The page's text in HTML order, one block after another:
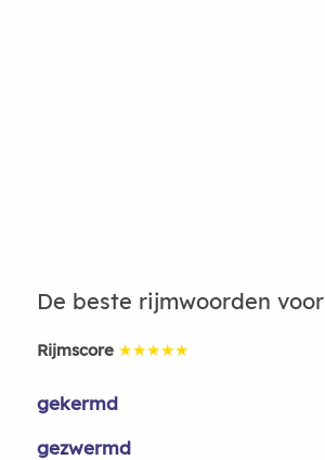
De beste rijmwoorden voor
Rijmscore ★★★★★
gekermd
gezwermd